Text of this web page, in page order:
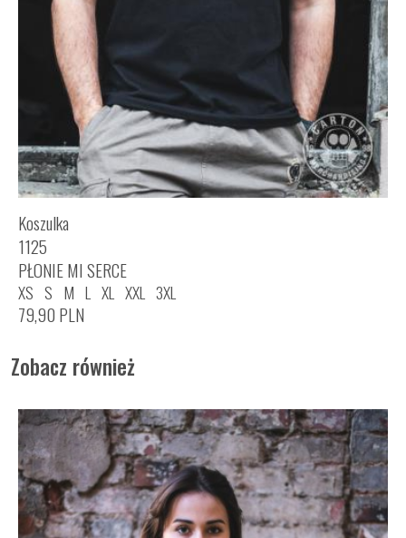
Koszulka
1125
PŁONIE MI SERCE
XS S M L XL XXL 3XL
79,90 PLN
Zobacz również